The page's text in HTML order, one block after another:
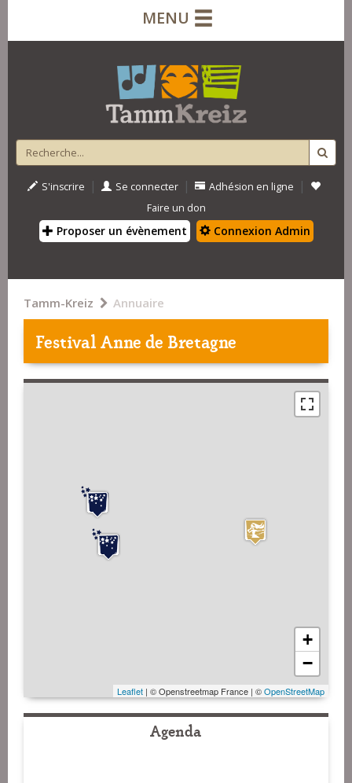
MENU
S'inscrire | Se connecter | Adhésion en ligne |
Faire un don
Proposer un évènement Connexion Admin
Tamm-Kreiz Annuaire
Festival Anne de Bretagne
+
−
Leaflet | © Openstreetmap France | ©OpenStreetMap
Agenda